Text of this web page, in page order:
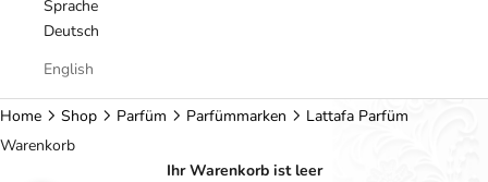
Sprache
Deutsch
English
Home Shop Parfüm Parfümmarken
Lattafa Parfüm
Warenkorb
Ihr Warenkorb ist leer